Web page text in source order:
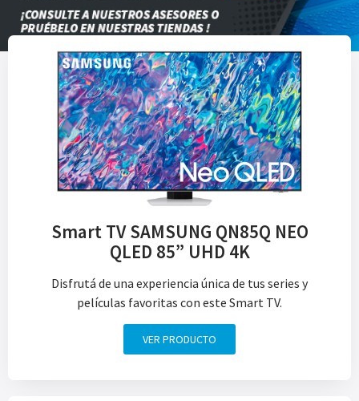
Smart TV SAMSUNG QN85Q NEO
QLED 85” UHD 4K
Disfrutá de una experiencia única de tus series y
películas favoritas con este Smart TV.
VER PRODUCTO